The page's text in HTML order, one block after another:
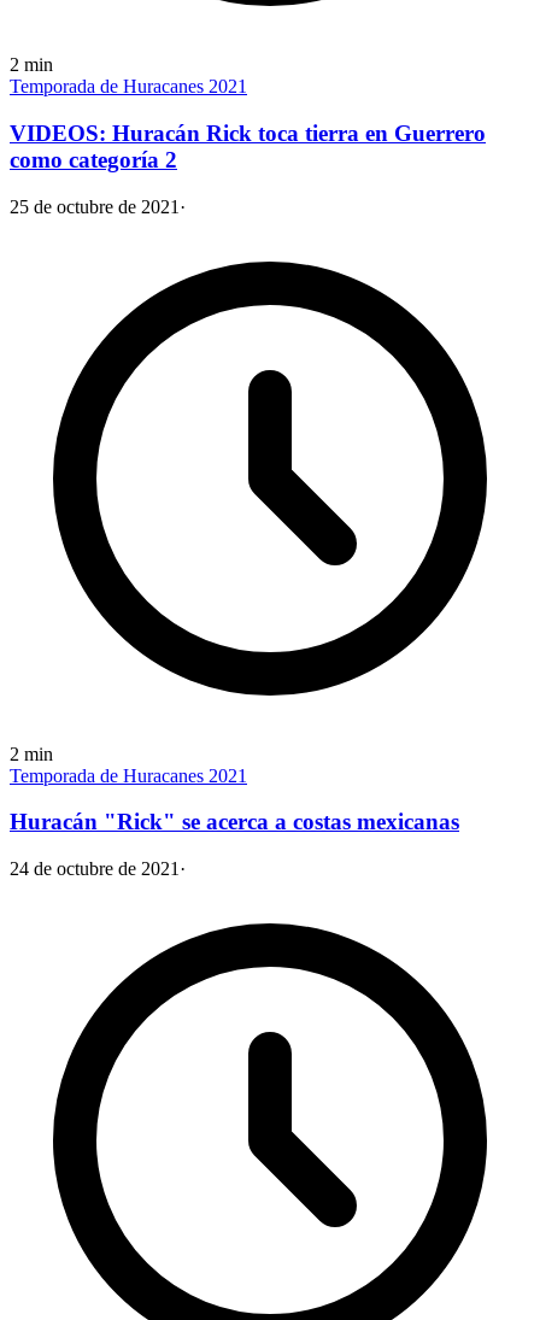
2 min
Temporada de Huracanes 2021
VIDEOS: Huracán Rick toca tierra en Guerrero
como categoría 2
25 de octubre de 2021 ·
2 min
Temporada de Huracanes 2021
Huracán "Rick" se acerca a costas mexicanas
24 de octubre de 2021 ·